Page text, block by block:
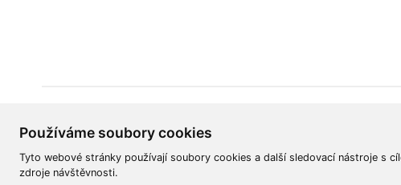
Používáme soubory cookies
Tyto webové stránky používají soubory cookies a další sledovací nástroje s
zdroje návštěvnosti.